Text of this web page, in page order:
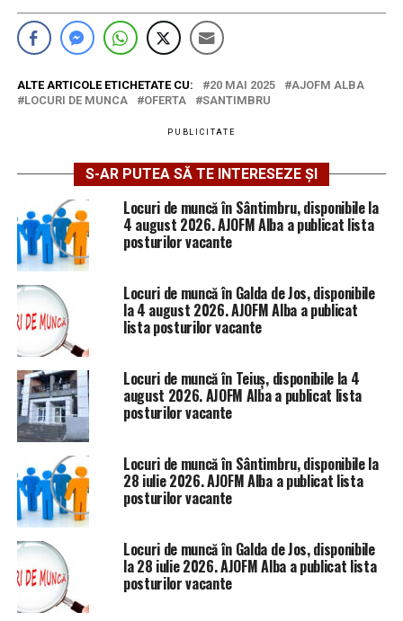
ALTE ARTICOLE ETICHETATE CU: 20 MAI 2025
AJOFM ALBA
LOCURI DE MUNCA
OFERTA SANTIMBRU
PUBLICITATE
S-AR PUTEA SĂ TE INTERESEZE ȘI
Locuri de muncă în Sântimbru, disponibile la
4 august 2026. AJOFM Alba a publicat lista
posturilor vacante
Locuri de muncă în Galda de Jos, disponibile
la 4 august 2026. AJOFM Alba a publicat
lista posturilor vacante
Locuri de muncă în Teiuș, disponibile la 4
august 2026. AJOFM Alba a publicat lista
posturilor vacante
Locuri de muncă în Sântimbru, disponibile la
28 iulie 2026. AJOFM Alba a publicat lista
posturilor vacante
Locuri de muncă în Galda de Jos, disponibile
la 28 iulie 2026. AJOFM Alba a publicat lista
posturilor vacante